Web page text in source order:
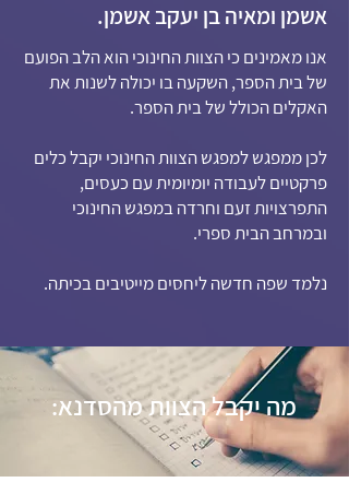
אשמן ומאיה בן יעקב אשמן.
אנו מאמינים כי הצוות החינוכי הוא הלב הפועם
של בית הספר, השקעה בו יכולה לשנות את
האקלים הכולל של בית הספר.
לכןממפגש למפגש הצוות החינוכי יקבל כלים
פרקטיים לעבודה יומיומית עם כעסים,
התפרצויות זעם וחרדה במפגש החינוכי
ובמרחב הבית ספרי.
נלמד שפה חדשה ליחסים מייטיבים בכיתה.
​​​מה יקבל הצוות מהסדנא: